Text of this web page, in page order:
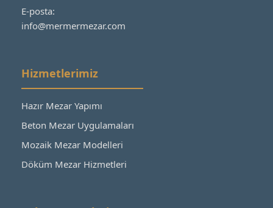
E-posta:
info@mermermezar.com
Hizmetlerimiz
Hazır Mezar Yapımı
Beton Mezar Uygulamaları
Mozaik Mezar Modelleri
Döküm Mezar Hizmetleri